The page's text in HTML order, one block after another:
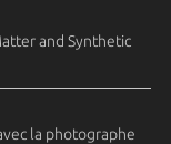
and Synthetic
la photographe